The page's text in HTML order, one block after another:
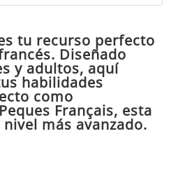
tu recurso perfecto
Diseñado
y adultos, aquí
habilidades
como
Français, esta
más avanzado.